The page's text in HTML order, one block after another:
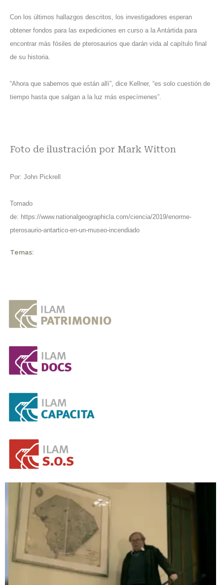
Con los últimos hallazgos descritos, los investigadores esperan
obtener fondos para las expediciones en curso a la Antártida para
encontrar más fósiles de pterosaurios que darán vida al capítulo final
de su historia.
“Ahora que sabemos que están allí”, dice Kellner, “es solo cuestión de
tiempo hasta que salgan a la luz más especímenes”.
Foto de ilustración por Mark Witton
Por: John Pickrell
Tomado
de: https://www.nationalgeographicla.com/ciencia/2019/enorme-
pterosaurio-antartico-en-un-museo-incendiado
Temas: